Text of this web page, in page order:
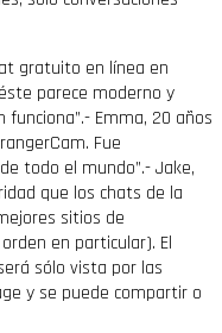
gratuito en línea en
parece moderno y
Emma, 20 años
Fue
todo el mundo”.- Jake,
que los chats de la
sitios de
en particular). El
sólo vista por las
y se puede compartir o